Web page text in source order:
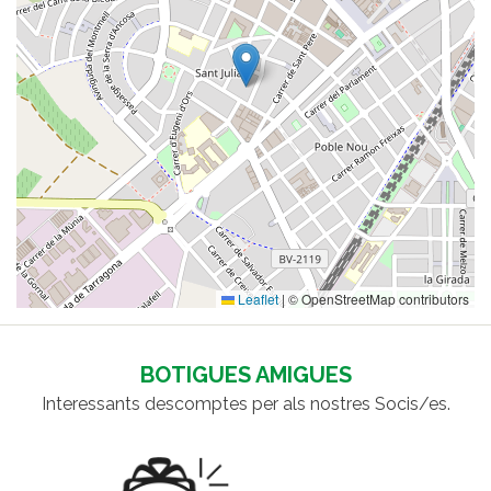
Leaflet| © OpenStreetMap contributors
BOTIGUES AMIGUES
Interessants descomptes per als nostres Socis/es.